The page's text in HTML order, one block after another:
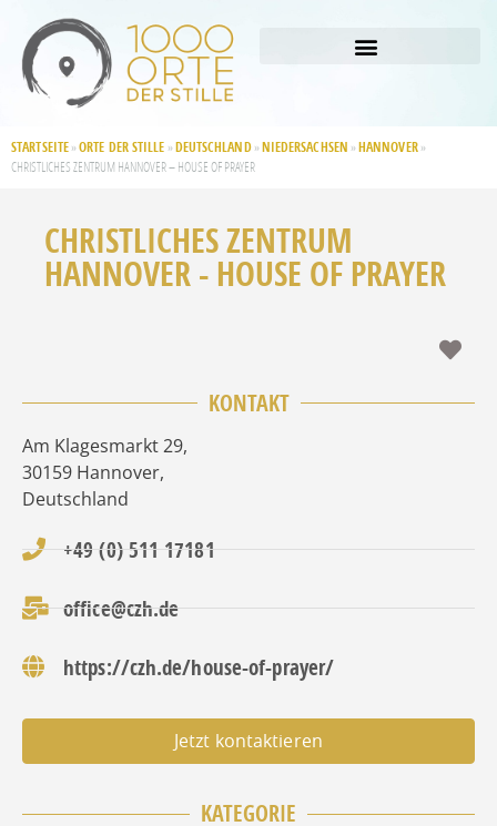
STARTSEITE » ORTE DER STILLE » DEUTSCHLAND» NIEDERSACHSEN » HANNOVER»
CHRISTLICHES ZENTRUM HANNOVER – HOUSE OF PRAYER
CHRISTLICHES ZENTRUM
HANNOVER - HOUSE OF PRAYER
KONTAKT
Am Klagesmarkt 29,
30159 Hannover,
Deutschland
+49 (0) 511 17181
office@czh.de
https://czh.de/house-of-prayer/
Jetzt kontaktieren
KATEGORIE